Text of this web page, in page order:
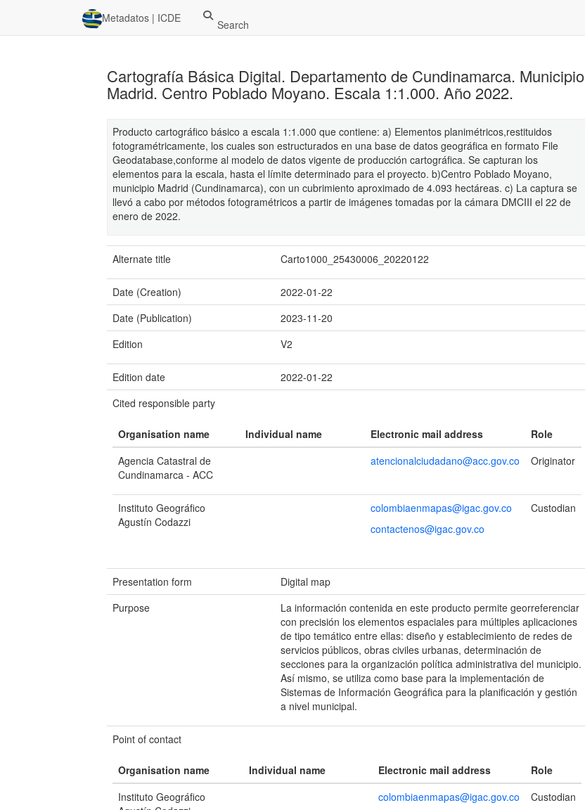
Metadatos | ICDE Search
Cartografía Básica Digital. Departamento de Cundinamarca. Municipio
Madrid. Centro Poblado Moyano. Escala 1:1.000. Año 2022.
Producto cartográfico básico a escala 1:1.000 que contiene: a) Elementos planimétricos,restituidos
fotogramétricamente, los cuales son estructurados en una base de datos geográfica en formato File
Geodatabase,conforme al modelo de datos vigente de producción cartográfica. Se capturan los
elementos para la escala, hasta el límite determinado para el proyecto. b)Centro Poblado Moyano,
municipio Madrid (Cundinamarca), con un cubrimiento aproximado de 4.093 hectáreas. c) La captura se
llevó a cabo por métodos fotogramétricos a partir de imágenes tomadas por la cámara DMCIII el 22 de
enero de 2022.
Alternate title Carto1000_25430006_20220122
Date (Creation)
2022-01-22
Date (Publication)
2023-11-20
Edition
V2
Edition date
2022-01-22
Cited responsible party
Organisation name Individual name Electronic mail address
Role
Agencia Catastral de
Cundinamarca - ACC
atencionalciudadano@acc.gov.co Originator
Instituto Geográfico
Agustín Codazzi
colombiaenmapas@igac.gov.co
contactenos@igac.gov.co
Custodian
Presentation form
Digital map
Purpose
La información contenida en este producto permite georreferenciar
con precisión los elementos espaciales para múltiples aplicaciones
de tipo temático entre ellas: diseño y establecimiento de redes de
servicios públicos, obras civiles urbanas, determinación de
secciones para la organización política administrativa del municipio.
Así mismo, se utiliza como base para la implementación de
Sistemas de Información Geográfica para la planificación y gestión
a nivel municipal.
Point of contact
Organisation name Individual name Electronic mail address
Role
Instituto Geográfico
colombiaenmapas@igac.gov.co
Custodian